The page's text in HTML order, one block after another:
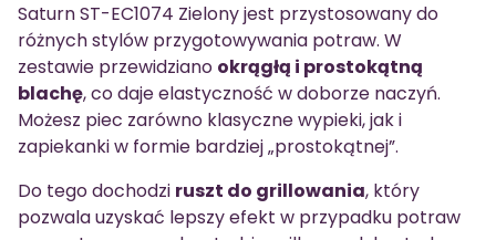
Saturn ST-EC1074 Zielony jest przystosowany do
różnych stylów przygotowywania potraw. W
zestawie przewidziano okrągłą i prostokątną
blachę, co daje elastyczność w doborze naczyń.
Możesz piec zarówno klasyczne wypieki, jak i
zapiekanki w formie bardziej „prostokątnej”.
Do tego dochodzi ruszt do grillowania, który
pozwala uzyskać lepszy efekt w przypadku potraw